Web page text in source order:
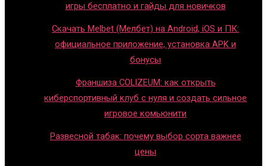
игры бесплатно и гайды для новичков
Скачать Melbet (Мелбет) на Android, iOS и ПК:
официальное приложение, установка APK и
бонусы
Франшиза COLIZEUM: как открыть
киберспортивный клуб с нуля и создать сильное
игровое комьюнити
Развесной табак: почему выбор сорта важнее
цены